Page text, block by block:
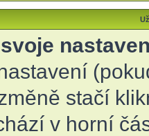
stačí
v horní